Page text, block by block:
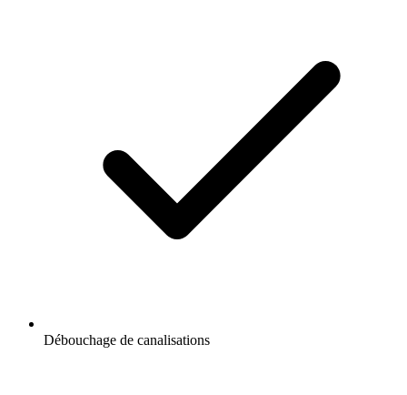
Débouchage de canalisations